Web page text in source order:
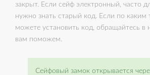
закрыт. Если сейф электронный, часто
нужно знать старый код. Если по
можете установить код, обращайтесь
вам поможем.
Сейфовый замок открывается